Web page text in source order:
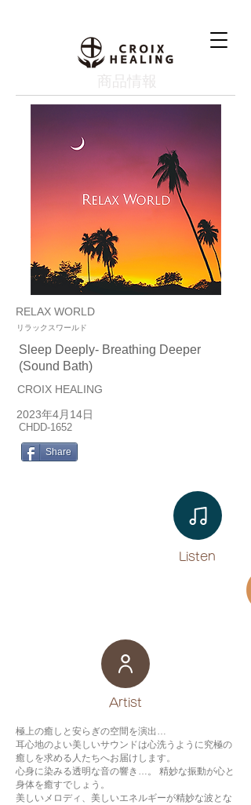
​商品情報
RELAX WORLD
リラックスワールド
Sleep Deeply- Breathing Deeper
(Sound Bath)
CROIX HEALING
2023年4月14日
CHDD-1652
Share
Listen​
​Artist
極上の癒しと安らぎの空間を演出…
耳心地のよい美しいサウンドは心洗うように究極の
癒しを求める人たちへお届けします。
心身に染みる透明な音の響き…。 精妙な振動が心と
身体を癒すでしょう。
美しいメロディ、美しいエネルギーが精妙な波とな